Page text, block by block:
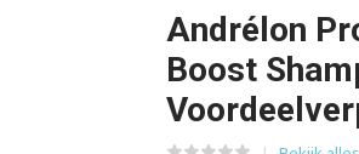
Andrélon
Boost